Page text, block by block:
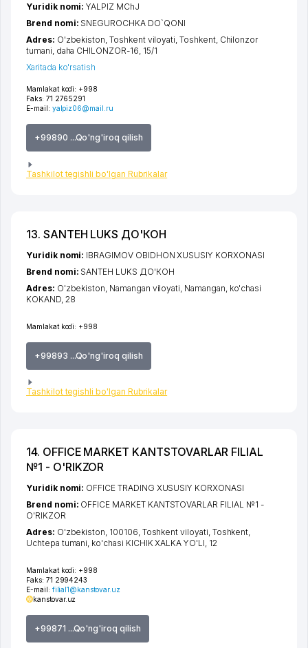
Mamlakat kodi: +998
Faks: 71 2765291
E-mail: yalpiz06@mail.ru
+99890 ...Qo'ng'iroq qilish
Tashkilot tegishli bo'lgan Rubrikalar
Yuridik nomi:YALPIZ MChJ
Brend nomi: SNEGUROCHKA DO`QONI
Adres: O'zbekiston,Toshkent viloyati,Toshkent, Chilonzor
tumani, daha CHILONZOR-16, 15/1
Xaritada ko'rsatish
13. SANTEH LUKS ДО'КОН
Mamlakat kodi: +998
+99893 ...Qo'ng'iroq qilish
Tashkilot tegishli bo'lgan Rubrikalar
Yuridik nomi: IBRAGIMOV OBIDHON XUSUSIY KORXONASI
Brend nomi: SANTEH LUKS ДО'КОН
Adres: O'zbekiston, Namangan viloyati Namangan ko'chasi
KOKAND, 28
14. OFFICE MARKET KANTSTOVARLAR FILIAL
№1 - O'RIKZOR
Mamlakat kodi: +998
Faks: 71 2994243
E-mail: filial1@kanstovar.uz
kanstovar.uz
+99871 ...Qo'ng'iroq qilish
Yuridik nomi: OFFICE TRADING XUSUSIY KORXONASI
Brend nomi: OFFICE MARKET KANTSTOVARLAR FILIAL №1 -
O'RIKZOR
Adres: O'zbekiston, 100106, Toshkent viloyati Toshkent
Uchtepa tumani ko'chasi KICHIK XALKA YO'LI , 12